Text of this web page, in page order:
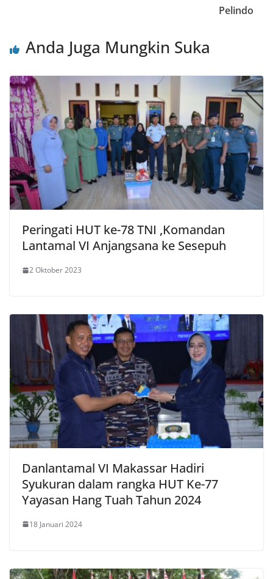
Pelindo
Anda Juga Mungkin Suka
Peringati HUT ke-78 TNI ,Komandan
Lantamal VI Anjangsana ke Sesepuh
2 Oktober 2023
Danlantamal VI Makassar Hadiri
Syukuran dalam rangka HUT Ke-77
Yayasan Hang Tuah Tahun 2024
18 Januari 2024